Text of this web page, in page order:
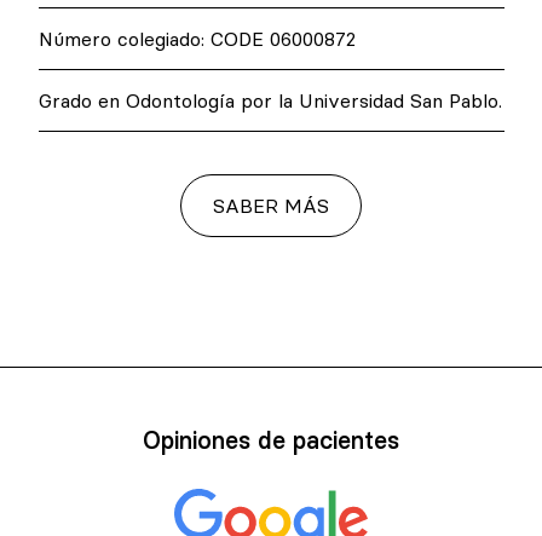
Número colegiado: CODE 06000872
Grado en Odontología por la Universidad San Pablo.
SABER MÁS
Opiniones de pacientes